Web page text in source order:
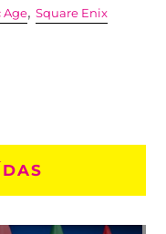
Age,Square Enix